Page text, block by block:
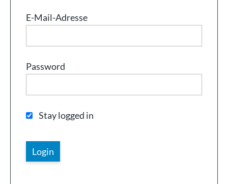
E-Mail-Adresse
Password
Stay logged in